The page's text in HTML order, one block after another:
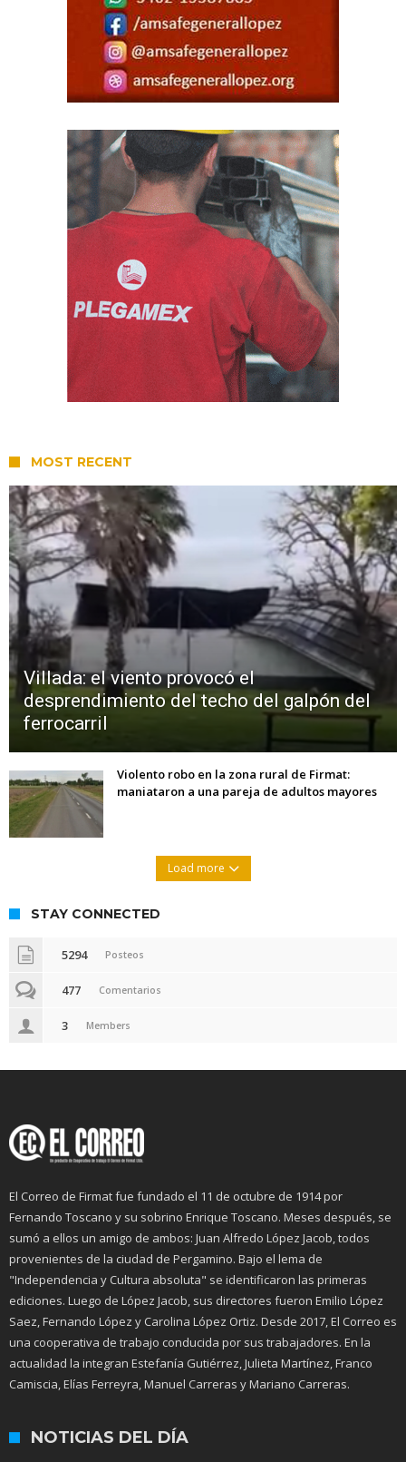
MOST RECENT
Villada: el viento provocó el
desprendimiento del techo del galpón del
ferrocarril
Violento robo en la zona rural de Firmat:
maniataron a una pareja de adultos mayores
Load more
STAY CONNECTED
5294 Posteos
477 Comentarios
3 Members
El Correo de Firmat fue fundado el 11 de octubre de 1914 por
Fernando Toscano y su sobrino Enrique Toscano. Meses después, se
sumó a ellos un amigo de ambos: Juan Alfredo López Jacob, todos
provenientes de la ciudad de Pergamino. Bajo el lema de
"Independencia y Cultura absoluta" se identificaron las primeras
ediciones. Luego de López Jacob, sus directores fueron Emilio López
Saez, Fernando López y Carolina López Ortiz. Desde 2017, El Correo es
una cooperativa de trabajo conducida por sus trabajadores. En la
actualidad la integran Estefanía Gutiérrez, Julieta Martínez, Franco
Camiscia, Elías Ferreyra, Manuel Carreras y Mariano Carreras.
NOTICIAS DEL DÍA